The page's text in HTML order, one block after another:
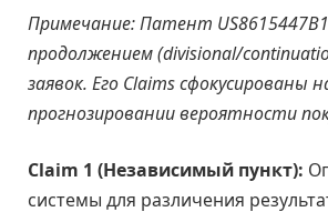
Примечание: Патент
продолжением (divisional/
заявок. Его Claims сфокусированы
прогнозировании вероятности
Claim 1 (Независимый пункт):
системы для различения